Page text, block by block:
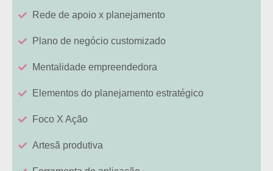
Rede de apoio x planejamento
Plano de negócio customizado
Mentalidade empreendedora
Elementos do planejamento estratégico
Foco X Ação
Artesã produtiva